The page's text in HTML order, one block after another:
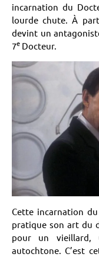
incarnation du
lourde chute. À
devint un
7e Docteur.
Cette incarnation
pratique son art du
pour un vieillard,
autochtone. C’est